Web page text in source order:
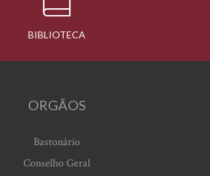
BIBLIOTECA
ORGÃOS
Bastonário
Conselho Geral